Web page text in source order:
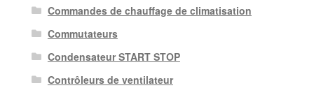
Commandes de chauffage de climatisation
Commutateurs
Condensateur START STOP
Contrôleurs de ventilateur